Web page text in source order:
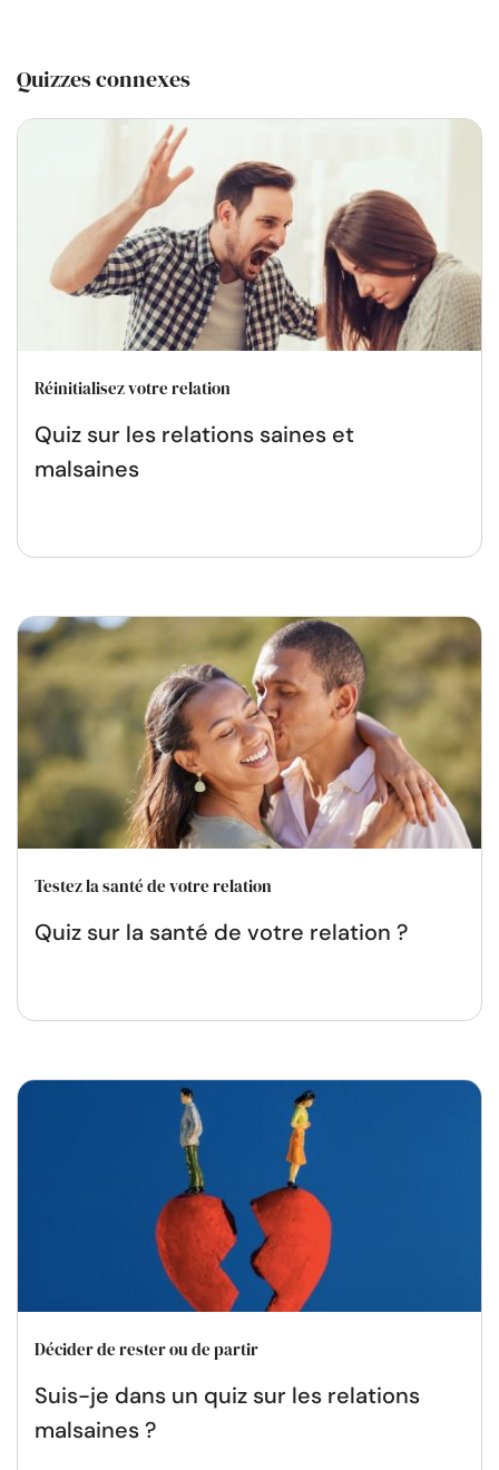
Quizzes connexes
Réinitialisez votre relation
Quiz sur les relations saines et
malsaines
Testez la santé de votre relation
Quiz sur la santé de votre relation ?
Décider de rester ou de partir
Suis-je dans un quiz sur les relations
malsaines ?